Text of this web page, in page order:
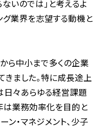
事
いのでは」と考えるよ
グ業界を志望する動機と
ら中小まで多くの企業
ました。特に成長途上
日々あらゆる経営課題
は業務効率化を目的と
ン・マネジメント、少子